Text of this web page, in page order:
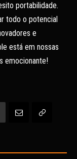
portabilidade.
todo o potencial
e
está em nossas
emocionante!